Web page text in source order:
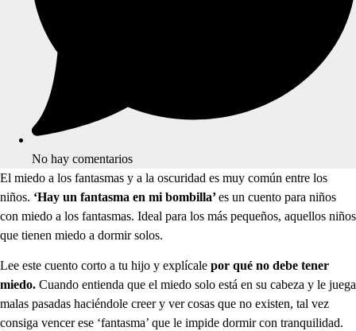
No hay comentarios
El miedo a los fantasmas y a la oscuridad es muy común entre los
niños. ‘Hay un fantasma en mi bombilla’es un cuento para niños
con miedo a los fantasmas. Ideal para los más pequeños, aquellos niños
que tienen miedo a dormir solos.
Lee este cuento corto a tu hijo y explícale por qué no debe tener
miedo. Cuando entienda que el miedo solo está en su cabeza y le juega
malas pasadas haciéndole creer y ver cosas que no existen, tal vez
consiga vencer ese ‘fantasma’ que le impide dormir con tranquilidad.